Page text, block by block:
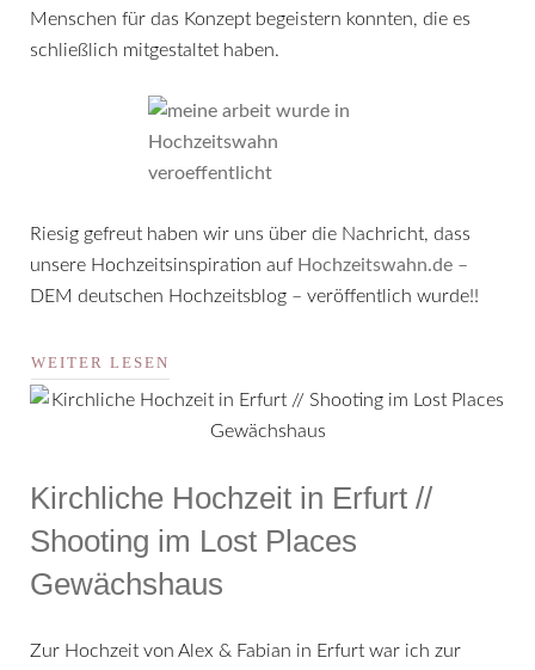
Menschen für das Konzept begeistern konnten, die es
schließlich mitgestaltet haben.
Riesig gefreut haben wir uns über die Nachricht, dass
unsere Hochzeitsinspiration auf Hochzeitswahn.de –
DEM deutschen Hochzeitsblog – veröffentlich wurde!!
WEITER LESEN
Kirchliche Hochzeit in Erfurt //
Shooting im Lost Places
Gewächshaus
Zur Hochzeit von Alex & Fabian in Erfurt war ich zur